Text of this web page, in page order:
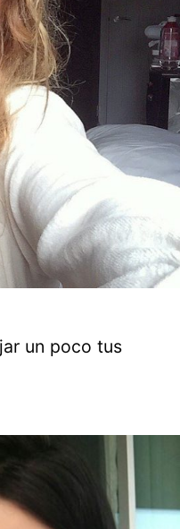
un poco tus